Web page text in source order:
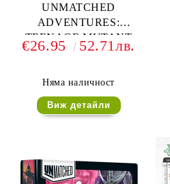
UNMATCHED
ADVENTURES:
TEENAGE MUTANT
NINJA TURTLES -
SLEEVES
€26.95 52.71лв.
Няма наличност
Виж детайли